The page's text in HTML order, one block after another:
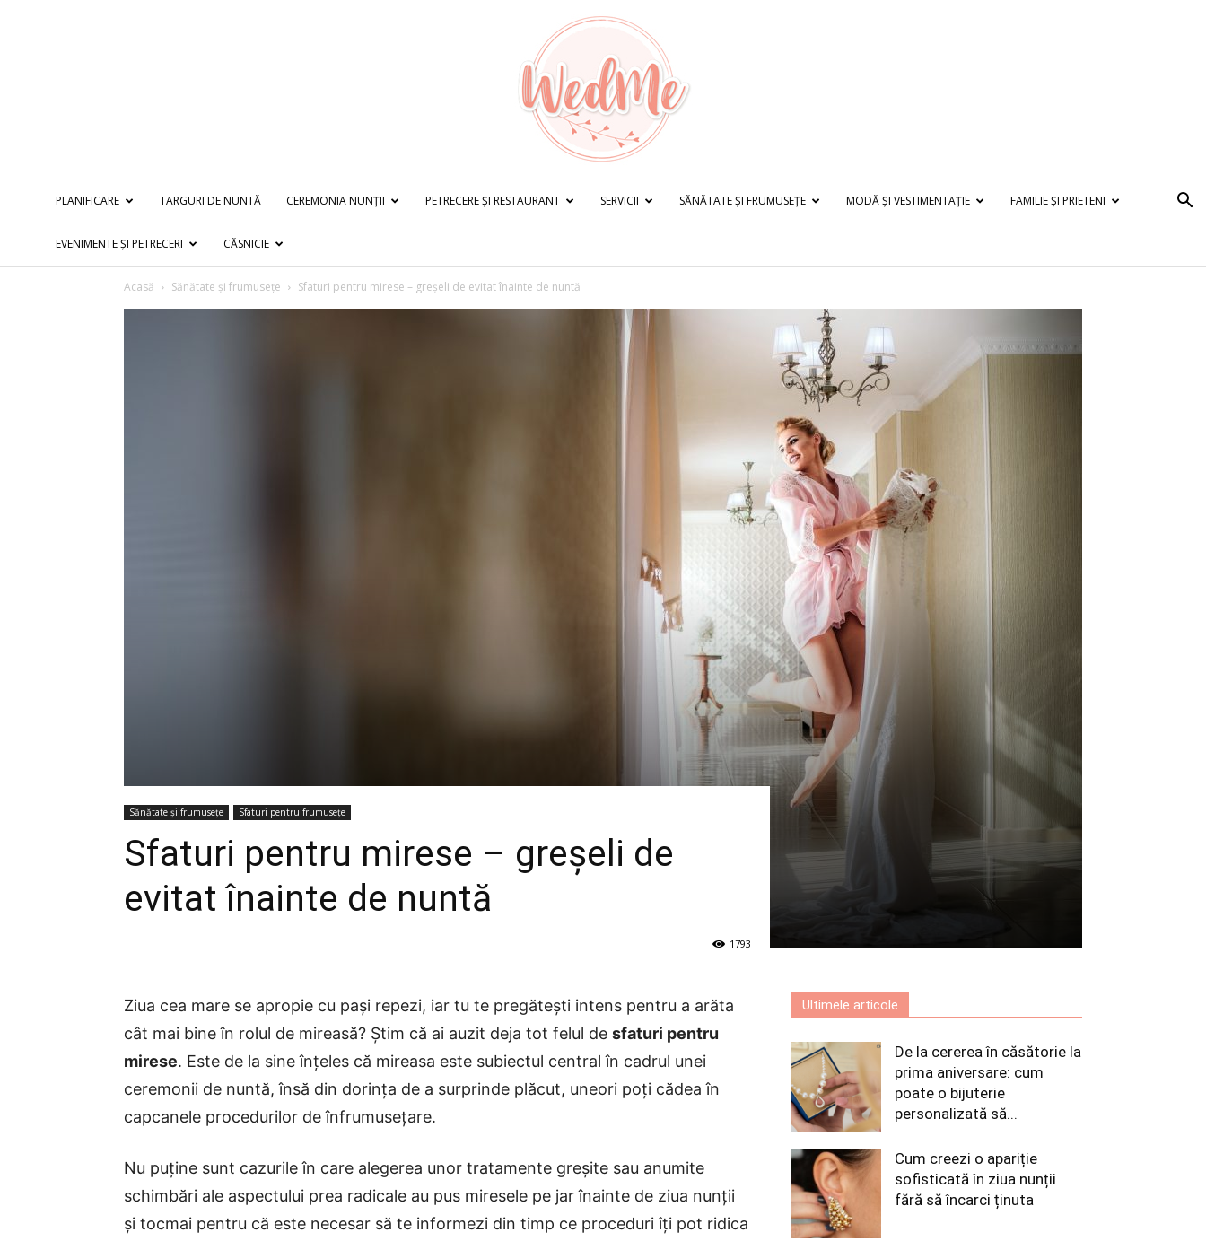
PLANIFICARE TARGURI DE NUNTĂ CEREMONIA NUNȚII PETRECERE ȘI RESTAURANT SERVICII SĂNĂTATE ȘI FRUMUSEȚE MODĂ ȘI VESTIMENTAȚIE FAMILIE ȘI PRIETENI
EVENIMENTE ȘI PETRECERI CĂSNICIE
Acasă Sănătate și frumusețe Sfaturi pentru mirese – greșeli de evitat înainte de nuntă
Sănătate și frumusețe Sfaturi pentru frumusețe
Sfaturi pentru mirese – greșeli de
evitat înainte de nuntă
1793
Ziua cea mare se apropie cu pași repezi, iar tu te pregătești intens pentru a arăta
cât mai bine în rolul de mireasă? Știm că ai auzit deja tot felul de sfaturi pentru
mirese. Este de la sine înțeles că mireasa este subiectul central în cadrul unei
ceremonii de nuntă, însă din dorința de a surprinde plăcut, uneori poți cădea în
capcanele procedurilor de înfrumusețare.
Nu puține sunt cazurile în care alegerea unor tratamente greșite sau anumite
schimbări ale aspectului prea radicale au pus miresele pe jar înainte de ziua nunții
și tocmai pentru că este necesar să te informezi din timp ce proceduri îți pot ridica
Ultimele articole
De la cererea în căsătorie la
prima aniversare: cum
poate o bijuterie
personalizată să...
Cum creezi o apariție
sofisticată în ziua nunții
fără să încarci ținuta